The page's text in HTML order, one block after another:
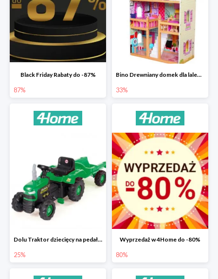
Black Friday Rabaty do -87%
87%
Bino Drewniany domek dla lalek z mebelkami -33%
33%
Dolu Traktor dziecięcy na pedały z przyczepką -25%
25%
Wyprzedaż w 4Home do -80%
80%